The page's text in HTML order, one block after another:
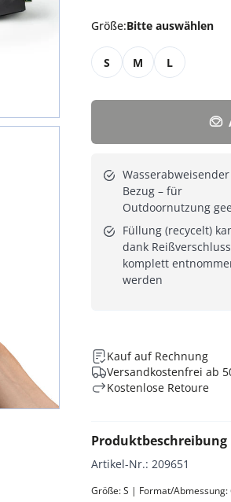
Alle Katzenmöbel
Alle Serien
Größe:Bitte auswählen
S M L
Wasserabweisender
Bezug – für
Outdoornutzung
Füllung (recycelt)
dank Reißverschluss
komplett
werden
Kauf auf Rechnung
Versandkostenfrei ab
Kostenlose Retoure
Produktbeschreibung
Artikel-Nr.: 209651
Größe: S | Format/Abmessung: